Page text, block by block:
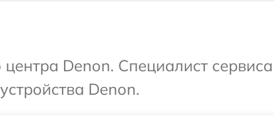
центра Denon. Специалист
Denon.